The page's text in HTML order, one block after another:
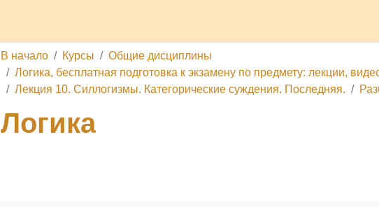
В начало Курсы
Общие дисциплины
Логика, бесплатная подготовка к экзамену по предмету: лекции,
Лекция 10. Силлогизмы. Категорические суждения. Последняя.
Логика